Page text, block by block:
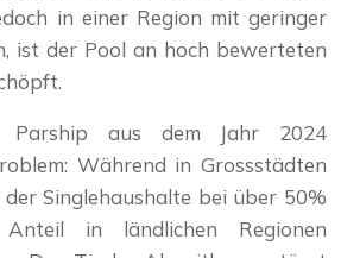
in einer Region mit geringer
ist der Pool an hoch bewerteten
Parship aus dem Jahr 2024
Während in Grossstädten
Singlehaushalte bei über 50%
in ländlichen Regionen